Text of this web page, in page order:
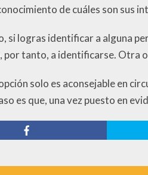
de cuáles son sus
si logras identificar a alguna
por tanto, a identificarse. Otra
solo es aconsejable en
es que, una vez puesto en